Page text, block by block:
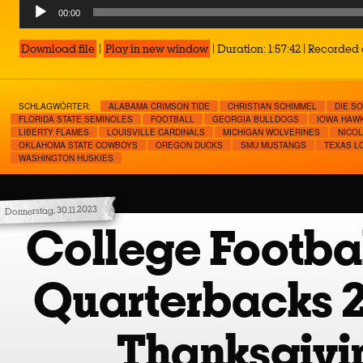
Audio
Player
00:00
Download file | Play in new window | Duration: 1:57:42 | Recorded
SCHLAGWÖRTER: ALABAMA CRIMSON TIDE CHRISTIAN SCHIMMEL
DIE
FLORIDA STATE SEMINOLES
FOOTBALL GEORGIA BULLDOGS
IOWA
LIBERTY FLAMES
LOUISVILLE CARDINALS MICHIGAN WOLVERINES
OKLAHOMA STATE COWBOYS
OREGON DUCKS SMU MUSTANGS
TEXAS
WASHINGTON HUSKIES
Donnerstag, 30.11.2023
College
Quarterbacks